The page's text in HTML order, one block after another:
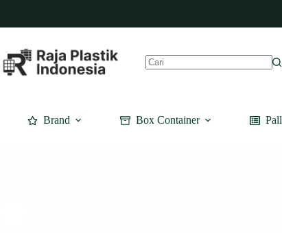
content
Brand Box Container